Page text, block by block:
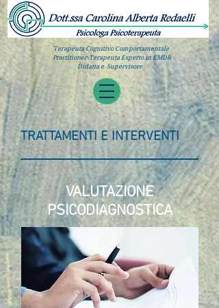
Terapeuta Cognitivo Comportamentale
Practitioner-Terapeuta Esperto in EMDR
Didatta e Supervisore
TRATTAMENTI E INTERVENTI
VALUTAZIONE
PSICODIAGNOSTICA